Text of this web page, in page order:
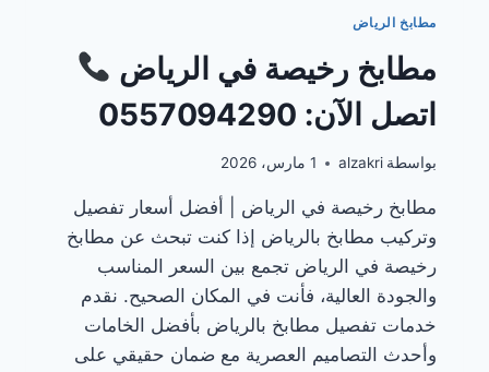
مطابخ الرياض
مطابخ رخيصة في الرياض
اتصل الآن: 0557094290
بواسطة alzakri 1 مارس، 2026
مطابخ رخيصة في الرياض | أفضل أسعار تفصيل
وتركيب مطابخ بالرياض إذا كنت تبحث عن مطابخ
رخيصة في الرياض تجمع بين السعر المناسب
والجودة العالية، فأنت في المكان الصحيح. نقدم
خدمات تفصيل مطابخ بالرياض بأفضل الخامات
وأحدث التصاميم العصرية مع ضمان حقيقي على